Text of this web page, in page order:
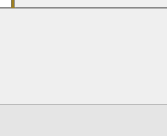
Suchen